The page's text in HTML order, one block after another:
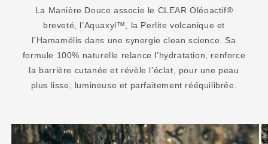
La Manière Douce associe le CLEAR Oléoactif®
breveté, l’Aquaxyl™, la Perlite volcanique et
l'Hamamélis dans une synergie clean science. Sa
formule 100% naturelle relance l’hydratation, renforce
la barrière cutanée et révèle l’éclat, pour une peau
plus lisse, lumineuse et parfaitement rééquilibrée.